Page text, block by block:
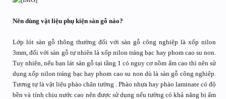
Nên dùng vật liệu phụ kiện sàn gỗ nào?
Lớp lót sàn gỗ thông thường đối với sàn gỗ công nghiệp là xốp nilon
3mm, đối với sàn gỗ tự nhiên là xốp nilon tráng bạc hay phom cao su non.
Tuy nhiên, nếu bạn lát sàn gỗ tại tầng 1 có nguy cơ nồm ẩm cao thì nên sử
dụng xốp nilon tráng bạc hay phom cao su non dù là sàn gỗ công nghiệp.
Tương tự là vật liệu phào chân tường . Phào nhựa hay phào laminate có độ
bền và tính chịu nước cao nên được sử dụng nếu tường có khả năng bị ẩm